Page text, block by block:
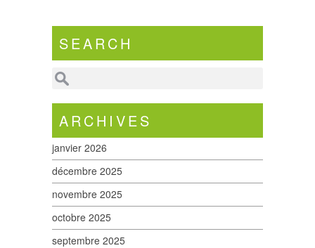
SEARCH
ARCHIVES
janvier 2026
décembre 2025
novembre 2025
octobre 2025
septembre 2025